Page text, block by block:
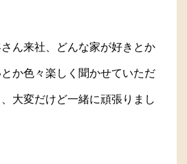
ん来社、どんな家が好きとか
か色々楽しく聞かせていただ
大変だけど一緒に頑張りまし